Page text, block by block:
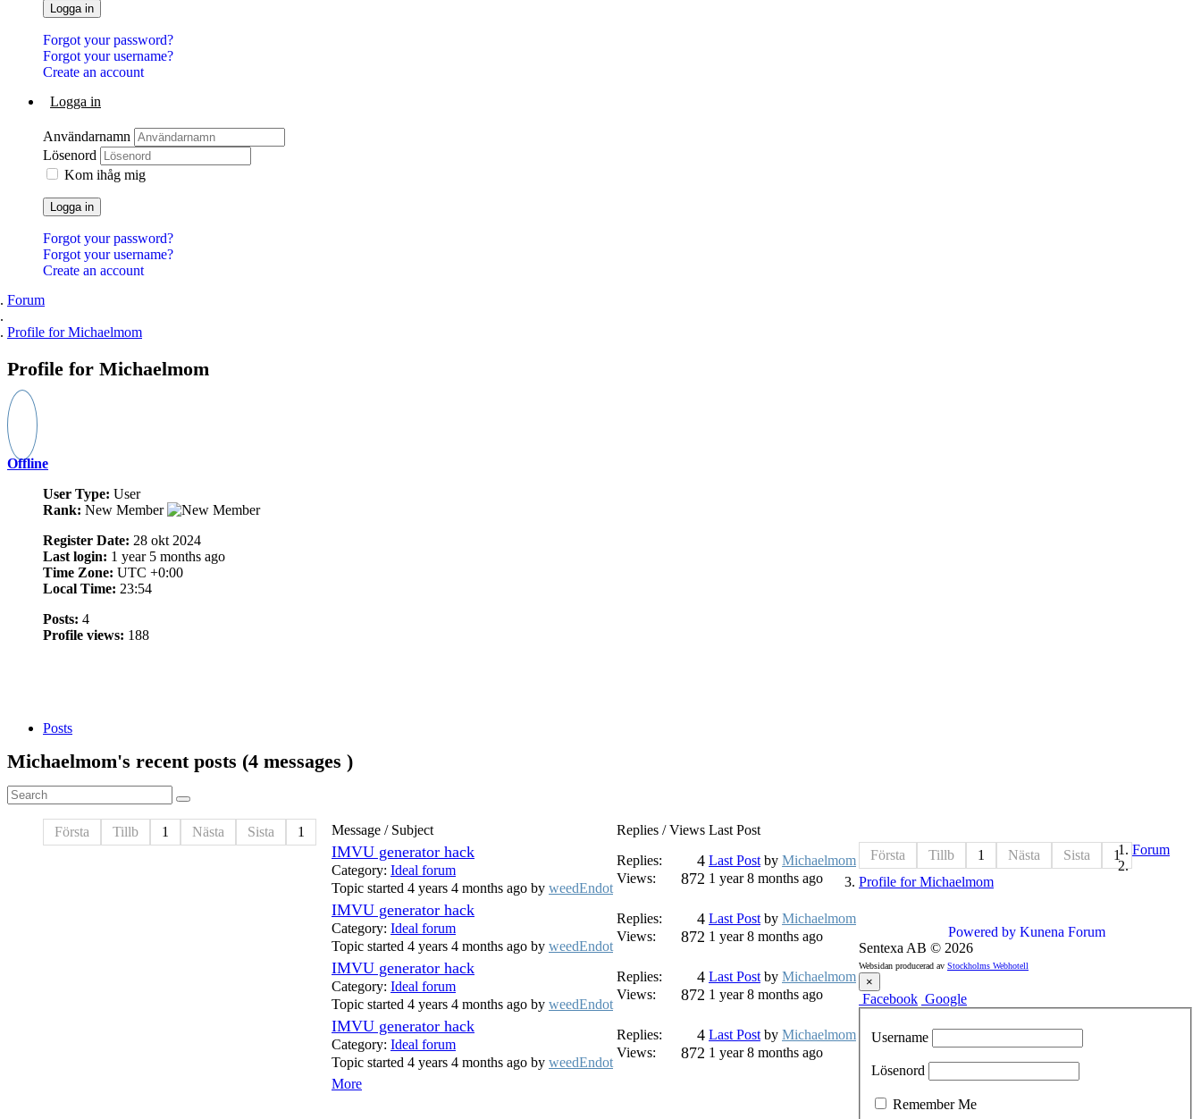
Logga in
Forgot your password?
Forgot your username?
Create an account
Logga in
Användarnamn
Lösenord
Kom ihåg mig
Logga in
Forgot your password?
Forgot your username?
Create an account
Forum
Profile for Michaelmom
Profile for Michaelmom
Offline
User Type: User
Rank: New Member
Register Date: 28 okt 2024
Last login: 1 year 5 months ago
Time Zone: UTC +0:00
Local Time: 23:54
Posts: 4
Profile views: 188
Posts
Michaelmom's recent posts (4 messages )
Första Tillb 1 Nästa Sista 1 Message / Subject Replies / Views Last Post
More
IMVU generator hack
Category: Ideal forum
Topic started 4 years 4 months ago by weedEndot
Replies: 4
Views: 872
Last Post by Michaelmom
1 year 8 months ago
IMVU generator hack
Category: Ideal forum
Topic started 4 years 4 months ago by weedEndot
Replies: 4
Views: 872
Last Post by Michaelmom
1 year 8 months ago
IMVU generator hack
Category: Ideal forum
Topic started 4 years 4 months ago by weedEndot
Replies: 4
Views: 872
Last Post by Michaelmom
1 year 8 months ago
IMVU generator hack
Category: Ideal forum
Topic started 4 years 4 months ago by weedEndot
Replies: 4
Views: 872
Last Post by Michaelmom
1 year 8 months ago
Första Tillb 1 Nästa Sista 1 Forum
Profile for Michaelmom
Powered by Kunena Forum
Sentexa AB © 2026
Websidan producerad av Stockholms Webhotell
×
Facebook Google
Username
Lösenord
Remember Me